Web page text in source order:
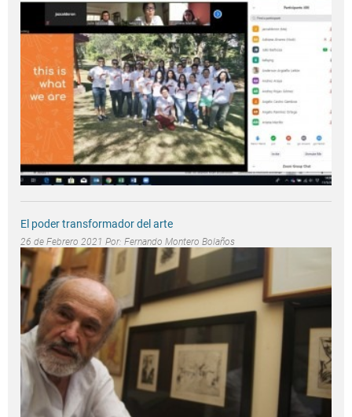
El poder transformador del arte
26 de Febrero 2021 Por: Fernando Montero Bolaños